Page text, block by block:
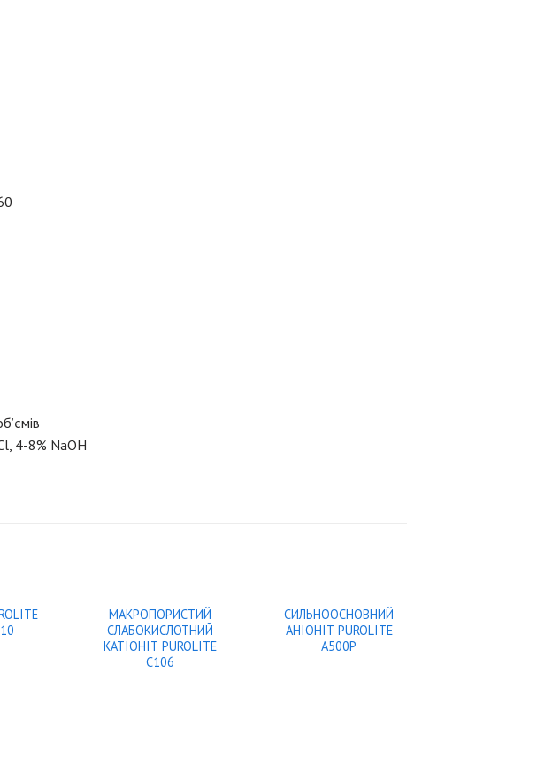
4-8% NaOH
МАКРОПОРИСТИЙ
СЛАБОКИСЛОТНИЙ
КАТIОНIТ PUROLITE
C106
СИЛЬНООСНОВНИЙ
АНІОНІТ PUROLITE
A500P